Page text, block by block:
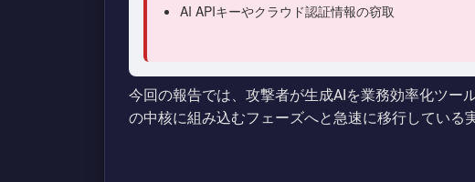
AI APIキーやクラウド認証情報の窃取
今回の報告では、攻撃者が生成AIを業務効率化ツー
の中核に組み込むフェーズへと急速に移行している